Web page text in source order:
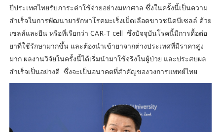
ปีประเทศไทยรับภาระค่าใช้จ่ายอย่างมหาศาล ซึ่งในครั้งนี้เป็นความ
สำเร็จในการพัฒนายารักษาโรคมะเร็งเม็ดเลือดขาวชนิดบีเซลล์ ด้วย
เซลล์และยีน หรือที่เรียกว่า CAR-T cell ซึ่งปัจจุบันโรคนี้มีการดื้อต่อ
ยาที่ใช้รักษามากขึ้น และต้องนำเข้ายาจากต่างประเทศที่มีราคาสูง
มาก ผลงานวิจัยในครั้งนี้ได้เริ่มนำมาใช้จริงในผู้ป่วย และประสบผล
สำเร็จเป็นอย่างดี ซึ่งจะเป็นอนาคตที่สำคัญของวงการแพทย์ไทย